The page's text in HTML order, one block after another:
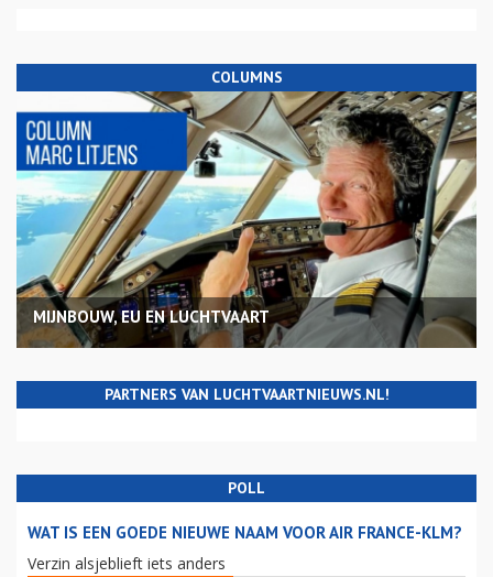
COLUMNS
MIJNBOUW, EU EN LUCHTVAART
PARTNERS VAN LUCHTVAARTNIEUWS.NL!
POLL
WAT IS EEN GOEDE NIEUWE NAAM VOOR AIR FRANCE-KLM?
Verzin alsjeblieft iets anders